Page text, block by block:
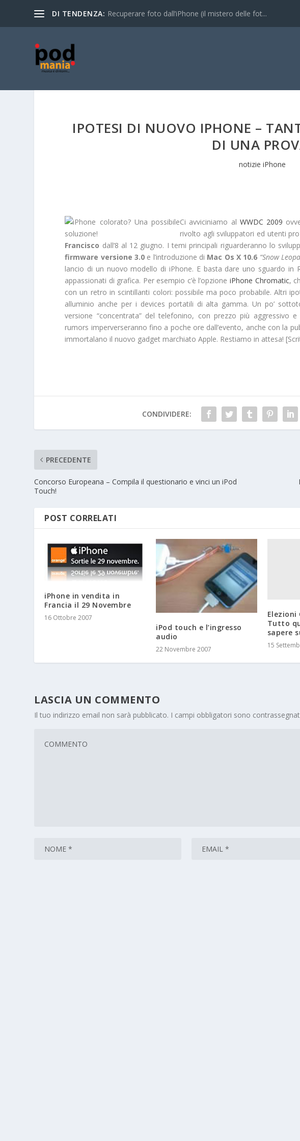
DI TENDENZA: Recuperare foto dall’iPhone (il mistero delle fot...
IPOTESI DI NUOVO IPHONE –
DI UNA
notizie iPhone
Ci avviciniamo al WWDC 2009
rivolto agli sviluppatori ed utenti
Francisco dall’8 al 12 giugno. I temi principali riguarderanno lo
firmware versione 3.0 e l’introduzione di Mac Os X 10.6 “Snow
lancio di un nuovo modello di iPhone. E basta dare uno sguardo in
appassionati di grafica. Per esempio c’è l’opzione iPhone Chromatic,
con un retro in scintillanti colori: possibile ma poco probabile. Altri
alluminio anche per i devices portatili di alta gamma. Un po’
versione “concentrata” del telefonino, con prezzo più aggressivo
rumors imperverseranno fino a poche ore dall’evento, anche con la
immortalano il nuovo gadget marchiato Apple. Restiamo in attesa!
CONDIVIDERE:
PRECEDENTE
Concorso Europeana – Compila il questionario e vinci un iPod
Touch!
POST CORRELATI
iPhone in vendita in
Francia il 29 Novembre
16 Ottobre 2007
iPod touch e l’ingresso
audio
22 Novembre 2007
Elezioni
Tutto
sapere
15
LASCIA UN COMMENTO
Il tuo indirizzo email non sarà pubblicato. I campi obbligatori sono